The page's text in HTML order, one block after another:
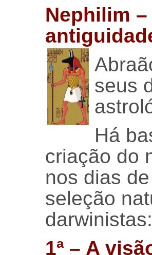
Nephilim
seus
Há
criação do
nos dias
seleção
darwinistas:
1ª – A